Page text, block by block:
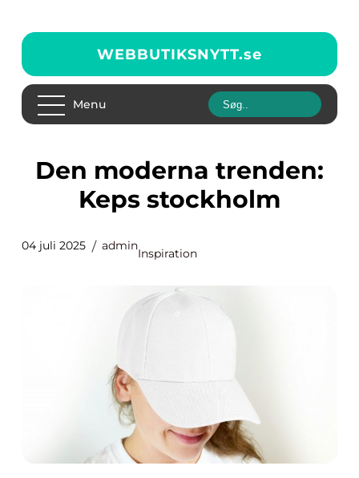
WEBBUTIKSNYTT.se
Menu
Den moderna trenden:
Keps stockholm
04 juli 2025 admin
Inspiration